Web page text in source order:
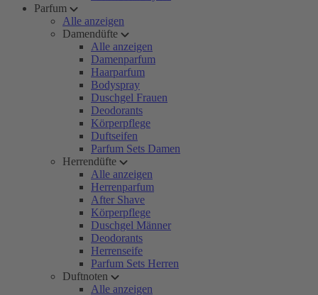
Parfum
Alle anzeigen
Damendüfte
Alle anzeigen
Damenparfum
Haarparfum
Bodyspray
Duschgel Frauen
Deodorants
Körperpflege
Duftseifen
Parfum Sets Damen
Herrendüfte
Alle anzeigen
Herrenparfum
After Shave
Körperpflege
Duschgel Männer
Deodorants
Herrenseife
Parfum Sets Herren
Duftnoten
Alle anzeigen